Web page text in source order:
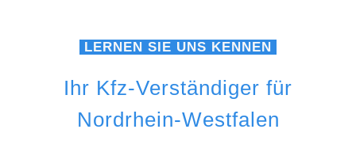
LERNEN SIE UNS KENNEN
Ihr Kfz-Verständiger für
Nordrhein-Westfalen